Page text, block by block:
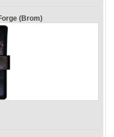
(Brom)